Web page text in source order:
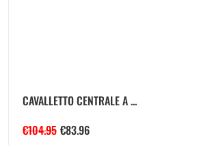
CAVALLETTO CENTRALE A ...
€104.95 €83.96